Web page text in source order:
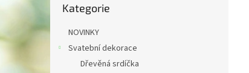
kategorie
Kategorie
NOVINKY
Svatební dekorace
Dřevěná srdíčka